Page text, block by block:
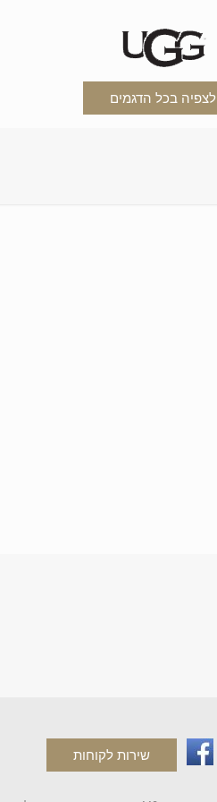
לצפיה בכל הדגמים
שירות לקוחות